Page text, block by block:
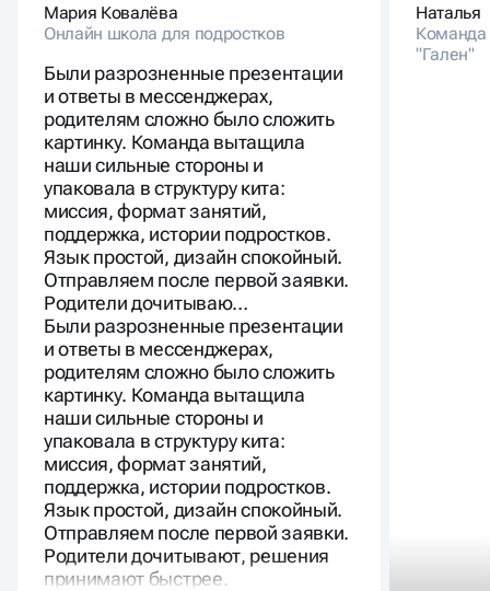
Мария Ковалёва
Онлайн школа для подростков
Были разрозненные презентации
и ответы в мессенджерах,
родителям сложно было сложить
картинку. Команда вытащила
наши сильные стороны и
упаковала в структуру кита:
миссия, формат занятий,
поддержка, истории подростков.
Язык простой, дизайн спокойный.
Отправляем после первой заявки.
Родители дочитываю…
Были разрозненные презентации
и ответы в мессенджерах,
родителям сложно было сложить
картинку. Команда вытащила
наши сильные стороны и
упаковала в структуру кита:
миссия, формат занятий,
поддержка, истории подростков.
Язык простой, дизайн спокойный.
Отправляем после первой заявки.
Родители дочитывают, решения
принимают быстрее.
Наталья
Команда
"Гален"